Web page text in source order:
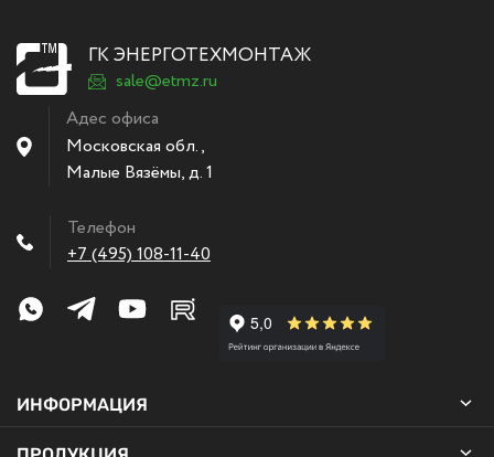
ГК ЭНЕРГОТЕХМОНТАЖ
sale@etmz.ru
Адес офиса
Московская обл.,
Малые Вязёмы,д. 1
Телефон
+7 (495) 108-11-40
ИНФОРМАЦИЯ